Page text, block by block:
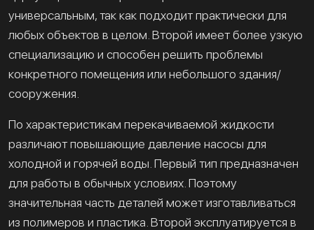
универсальным, так как подходит практически для
любых объектов в целом. Второй имеет более узкую
специализацию и способен решить проблемы
конкретного помещения или небольшого здания/
сооружения.
По характеристикам перекачиваемой жидкости
различают повышающие давление насосы для
холодной и горячей воды. Первый тип предназначен
для работы в обычных условиях. Поэтому
значительная часть деталей может изготавливаться
из полимеров и пластика. Второй эксплуатируется в